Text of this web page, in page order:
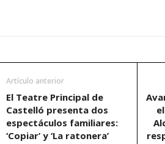
Artículo anterior
El Teatre Principal de
Castelló presenta dos
espectáculos familiares:
‘Copiar’ y ‘La ratonera’